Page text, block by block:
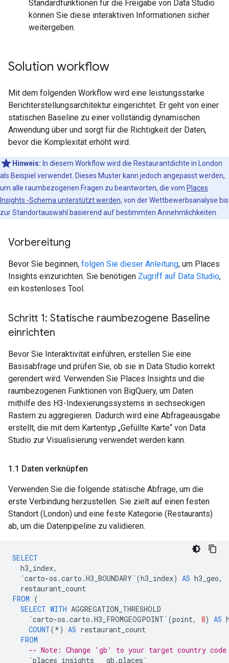
Standardfunktionen für die Freigabe von Data Studio
können Sie diese interaktiven Informationen sicher
weitergeben.
Solution workflow
Mit dem folgenden Workflow wird eine leistungsstarke
Berichterstellungsarchitektur eingerichtet. Er geht von einer
statischen Baseline zu einer vollständig dynamischen
Anwendung über und sorgt für die Richtigkeit der Daten,
bevor die Komplexität erhöht wird.
Hinweis: In diesem Workflow wird die Restaurantdichte in London
als Beispiel verwendet. Dieses Muster kann jedoch angepasst werden,
um alle raumbezogenen Fragen zu beantworten, die vom Places
Insights -Schema unterstützt werden, von der Wettbewerbsanalyse bis
zur Standortauswahl basierend auf bestimmten Annehmlichkeiten.
Vorbereitung
Bevor Sie beginnen, folgen Sie dieser Anleitung, um Places
Insights einzurichten. Sie benötigen Zugriff auf Data Studio,
ein kostenloses Tool.
Schritt 1: Statische raumbezogene Baseline
einrichten
Bevor Sie Interaktivität einführen, erstellen Sie eine
Basisabfrage und prüfen Sie, ob sie in Data Studio korrekt
gerendert wird. Verwenden Sie Places Insights und die
raumbezogenen Funktionen von BigQuery, um Daten
mithilfe des H3-Indexierungssystems in sechseckigen
Rastern zu aggregieren. Dadurch wird eine Abfrageausgabe
erstellt, die mit dem Kartentyp „Gefüllte Karte“ von Data
Studio zur Visualisierung verwendet werden kann.
1 .1 Daten verknüpfen
Verwenden Sie die folgende statische Abfrage, um die
erste Verbindung herzustellen. Sie zielt auf einen festen
Standort (London) und eine feste Kategorie (Restaurants)
ab, um die Datenpipeline zu validieren.
SELECT
h3_index,
`carto-os .carto .H3_BOUNDARY ` (h3_index) AS h3_geo,
restaurant_count
FROM (
SELECT WITH AGGREGATION_THRESHOLD
`carto-os .carto .H3_FROMGEOGPOINT ` (point, 8) AS
COUNT(*) AS restaurant_count
FROM
-- Note: Change 'gb' to your target country
`places_insights___gb .places `